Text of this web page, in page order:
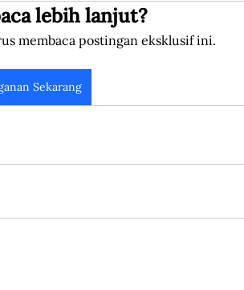
lebih lanjut?
membaca postingan eksklusif ini.
Sekarang